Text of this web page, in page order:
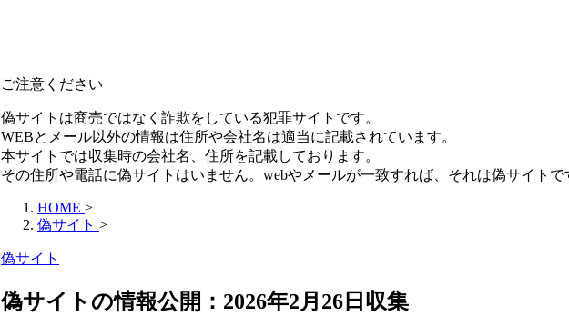
ご注意ください
偽サイトは商売ではなく詐欺をしている犯罪サイトです。
WEBとメール以外の情報は住所や会社名は適当に記載されています。
本サイトでは収集時の会社名、住所を記載しております。
その住所や電話に偽サイトはいません。webやメールが一致すれば、それは偽サイトで
HOME >
偽サイト >
偽サイト
偽サイトの情報公開：2026年2月26日収集